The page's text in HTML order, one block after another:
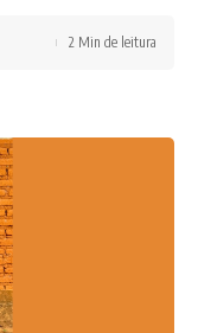
2 Min de leitura